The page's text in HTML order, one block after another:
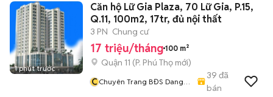
1 phút trước
Căn hộ Lữ Gia Plaza, 70 Lữ Gia, P.15,
Q.11, 100m2, 17tr, đủ nội thất
3 PN Chung cư
17 triệu/tháng 100 m²
Quận 11 (P. Phú Thọ mới)
CChuyên Trang BĐS Dang
39 đã
bán